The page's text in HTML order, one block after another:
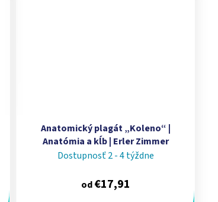
Anatomický plagát „Koleno“ |
Anatómia a kĺb | Erler Zimmer
Dostupnosť 2 - 4 týždne
od€17,91